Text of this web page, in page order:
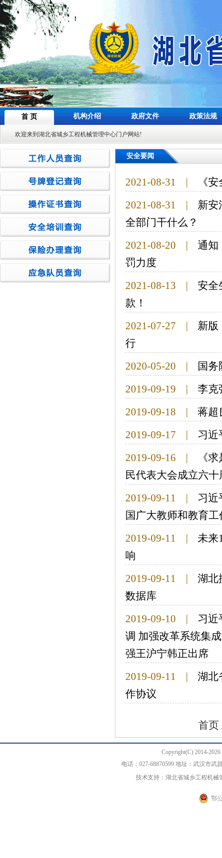
首 页 机构介绍 政府文件 政策法规
欢迎来到湖北省城乡工程机械管理中心门户网站!
安全要闻
2021-08-31 |
《
2021-08-31
|
新安
全部门干什么？
2021-08-20
|
通知
罚力度
2021-08-13
|
安全
款！
2021-07-27
|
新版
行
2020-05-20
|
国
2019-09-19
|
李克
2019-09-18
|
蒋超
2019-09-17
|
习近
2019-09-16
|
《
民代表大会成立六
2019-09-11
|
习近
国广大教师和教育
2019-09-11
|
未来
响
2019-09-11
|
湖北
数据库
2019-09-10
|
习近
调 加强改革系统集
强王沪宁韩正出席
2019-09-11
|
湖北
作协议
首页
Copyright(C) 2014-
电话：027-68870599 地址：武汉市
技术支持：湖北省城乡工程机
鄂